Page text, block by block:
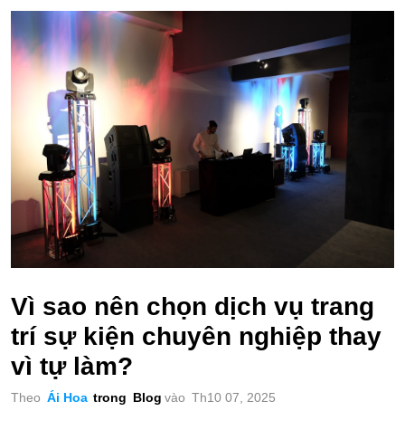
Vì sao nên chọn dịch vụ trang
trí sự kiện chuyên nghiệp thay
vì tự làm?
Theo Ái Hoa trong Blog vào Th10 07, 2025